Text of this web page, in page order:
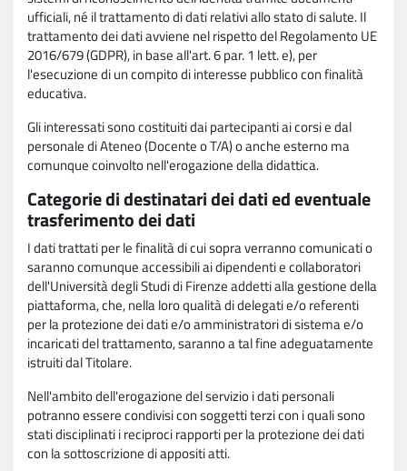
ufficiali, né il trattamento di dati relativi allo stato di salute. Il
trattamento dei dati avviene nel rispetto del Regolamento UE
2016/679 (GDPR), in base all'art. 6 par. 1 lett. e), per
l'esecuzione di un compito di interesse pubblico con finalità
educativa.
Gli interessati sono costituiti dai partecipanti ai corsi e dal
personale di Ateneo (Docente o T/A) o anche esterno ma
comunque coinvolto nell'erogazione della didattica.
Categorie di destinatari dei dati ed eventuale
trasferimento dei dati
I dati trattati per le finalità di cui sopra verranno comunicati o
saranno comunque accessibili ai dipendenti e collaboratori
dell'Università degli Studi di Firenze addetti alla gestione della
piattaforma, che, nella loro qualità di delegati e/o referenti
per la protezione dei dati e/o amministratori di sistema e/o
incaricati del trattamento, saranno a tal fine adeguatamente
istruiti dal Titolare.
Nell'ambito dell'erogazione del servizio i dati personali
potranno essere condivisi con soggetti terzi con i quali sono
stati disciplinati i reciproci rapporti per la protezione dei dati
con la sottoscrizione di appositi atti.